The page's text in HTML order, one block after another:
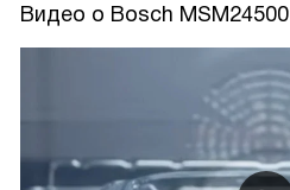
Видео о Bosch MSM24500